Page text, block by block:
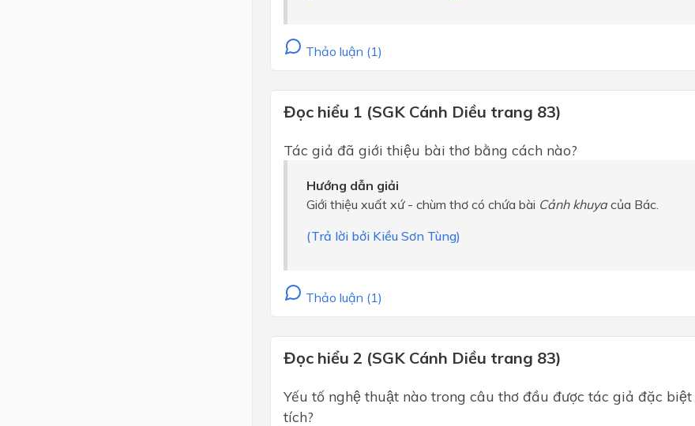
Thảo luận (1)
Đọc hiểu 1 (SGK Cánh Diều trang 83)
Tác giả đã giới thiệu bài thơ bằng cách nào?
Hướng dẫn giải
Giới thiệu xuất xứ - chùm thơ có chứa bài Cảnh khuyacủa Bác.
(Trả lời bởi Kiều Sơn Tùng)
Thảo luận (1)
Đọc hiểu 2 (SGK Cánh Diều trang 83)
Yếu tố nghệ thuật nào trong câu thơ đầu được tác giả đặc
tích?